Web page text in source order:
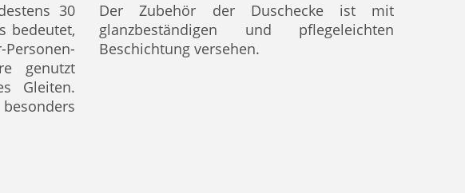
30
bedeutet,
genutzt
Gleiten.
Der Zubehör der Duschecke ist mit
glanzbeständigen und pflegeleichten
Beschichtung versehen.